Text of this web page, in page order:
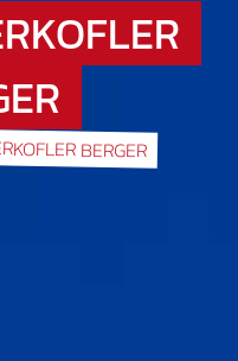
BERGER